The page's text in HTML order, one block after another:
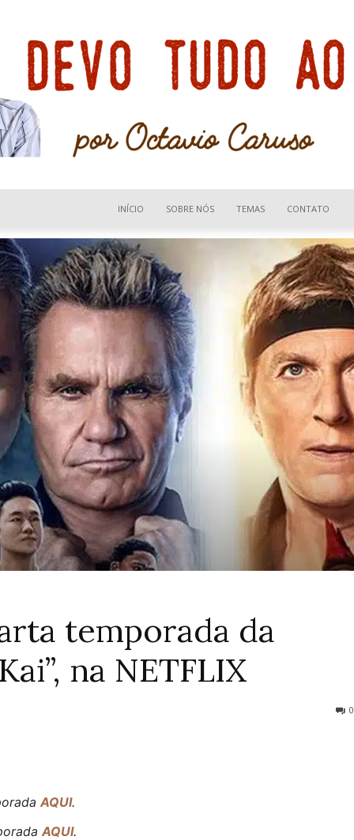
Devo
tudo
INÍCIO SOBRE NÓS TEMAS CONTATO
temporada da
na NETFLIX
0
AQUI.
AQUI.